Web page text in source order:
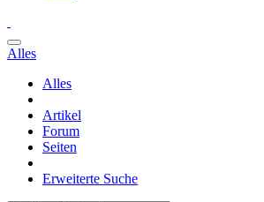
Alles
Alles
Artikel
Forum
Seiten
Erweiterte Suche